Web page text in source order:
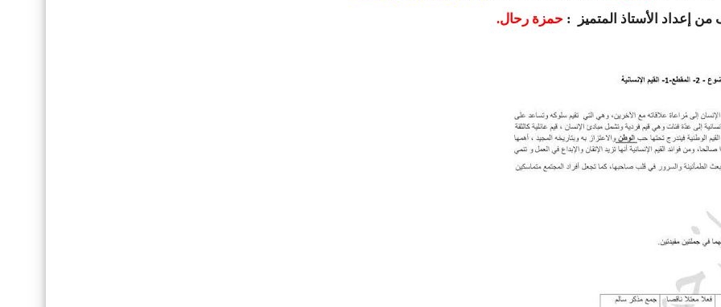
من إعداد الأستاذ المتميز : حمزة رحال.